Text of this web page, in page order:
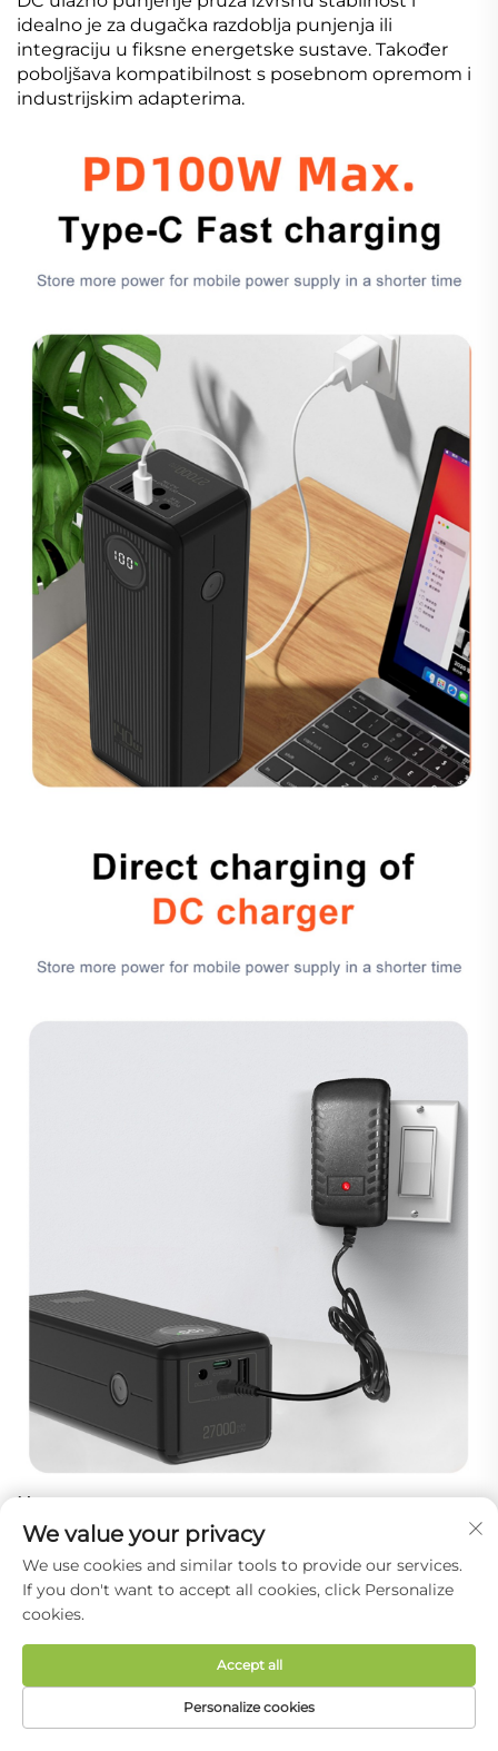
idealno je za dugačka razdoblja punjenja ili
integraciju u fiksne energetske sustave. Također
poboljšava kompatibilnost s posebnom opremom i
industrijskim adapterima.
Napomene
Nemojte koristiti paket litij-ionskih baterija na
mjestima s visokom vlažnošću ili gdje bi mogao
biti izložen vlagi.
Nemojte mijenjati ili rastavljati power bank.
Nemojte postavljati power bank tijekom
punjenja na zapaljive materijale poput kreveta ili
We value your privacy
We use cookies and similar tools to provide our services.
If you don't want to accept all cookies, click Personalize
cookies.
Personalize cookies
Accept all